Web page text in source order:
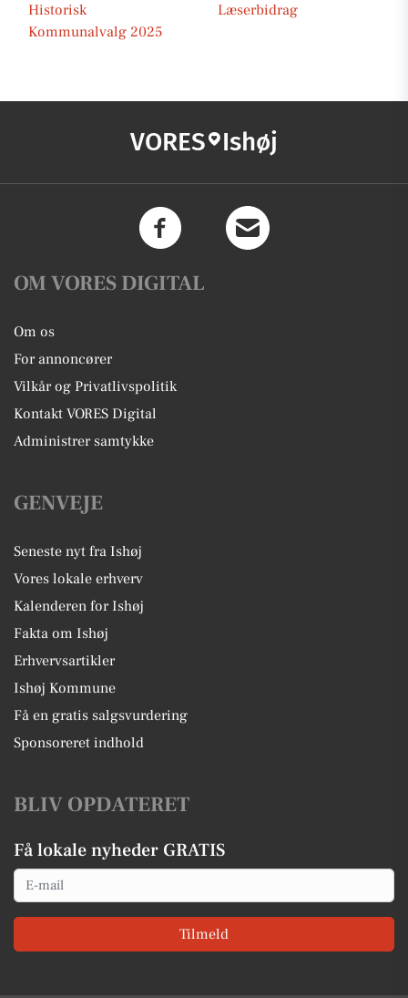
Historisk
Læserbidrag
Kommunalvalg 2025
VORES Ishøj
OM VORES DIGITAL
Om os
For annoncører
Vilkår og Privatlivspolitik
Kontakt VORES Digital
Administrer samtykke
GENVEJE
Seneste nyt fra Ishøj
Vores lokale erhverv
Kalenderen for Ishøj
Fakta om Ishøj
Erhvervsartikler
Ishøj Kommune
Få en gratis salgsvurdering
Sponsoreret indhold
BLIV OPDATERET
Få lokale nyheder GRATIS
Email
Tilmeld